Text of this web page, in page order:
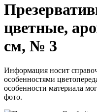
цветные,
см, № 3
Информация носит
особенностями
особенности материала
фото.